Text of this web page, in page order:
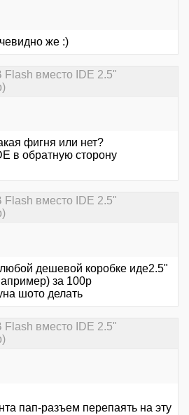
же :)
Flash вместо IDE 2.5"
фигня или нет?
в обратную сторону
Flash вместо IDE 2.5"
дешевой коробке иде2.5"
за 100р
шото делать
Flash вместо IDE 2.5"
пап-разъем перепаять на эту